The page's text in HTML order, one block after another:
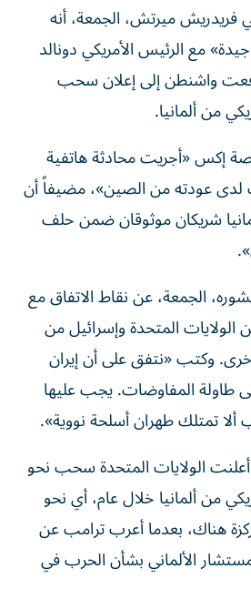
فريدريش ميرتش، الجمعة، أنه
مع الرئيس الأمريكي دونالد
واشنطن إلى إعلان سحب
من ألمانيا.
إكس «أجريت محادثة هاتفية
لدى عودته من الصين»، مضيفاً أن
شريكان موثوقان ضمن حلف
الجمعة، عن نقاط الاتفاق مع
المتحدة وإسرائيل من
وكتب «نتفق على أن إيران
طاولة المفاوضات. يجب عليها
تمتلك طهران أسلحة نووية».
الولايات المتحدة سحب نحو
من ألمانيا خلال عام، أي نحو
هناك، بعدما أعرب ترامب عن
الألماني بشأن الحرب في